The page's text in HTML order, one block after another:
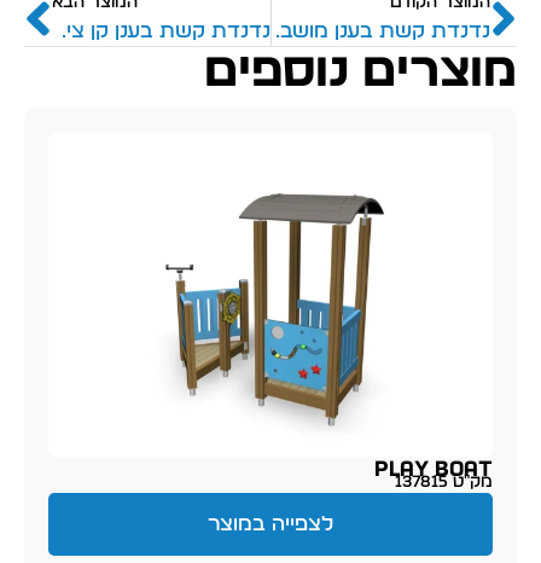
נדנדת קשת בענן מושב ערסל + קן ציפור + בוגרים + פעוטות נדנדת קשת בענן קן ציפור + בוגרים + פעוטות
מוצרים נוספים
Play Boat
מק״ט 137815
לצפייה במוצר